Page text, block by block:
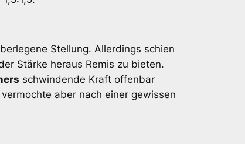
Stellung. Allerdings schien
Stärke heraus Remis zu bieten.
schwindende Kraft offenbar
aber nach einer gewissen